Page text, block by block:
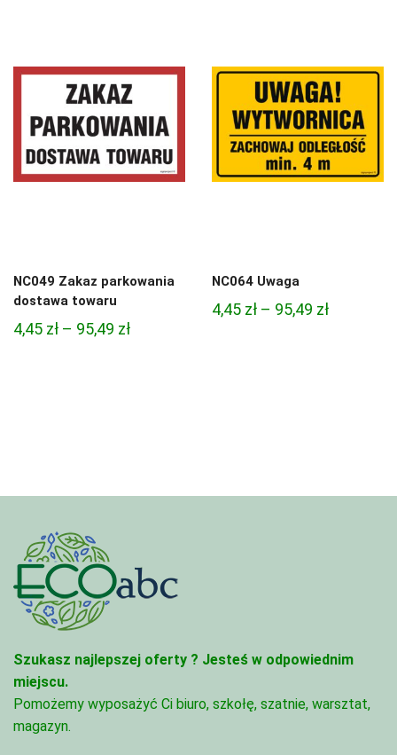
81,47 zł
95,49 zł
NC049 Zakaz parkowania
dostawa towaru
4,45 zł – 95,49 złZakres
NC064 Uwaga
4,45 zł – 95,49 złZakres
Szukasz najlepszej oferty ? Jesteś w odpowiednim
miejscu.
Pomożemy wyposażyć Ci biuro, szkołę, szatnie, warsztat,
magazyn.